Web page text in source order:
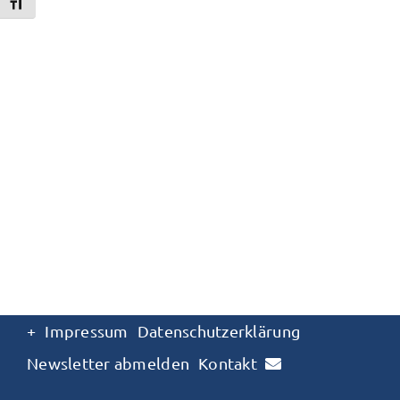
Schrift vergrößern
+ Impressum
Datenschutzerklärung
Newsletter abmelden Kontakt